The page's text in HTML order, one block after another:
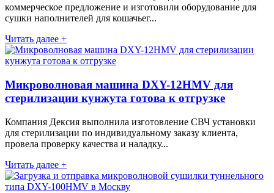
коммерческое предложение и изготовили оборудование для
сушки наполнителей для кошачьег...
Читать далее +
Микроволновая машина DXY-12HMV для
стерилизации кунжута готова к отгрузке
Компания Дексия выполнила изготовление СВЧ установки
для стерилизации по индивидуальному заказу клиента,
провела проверку качества и наладку...
Читать далее +